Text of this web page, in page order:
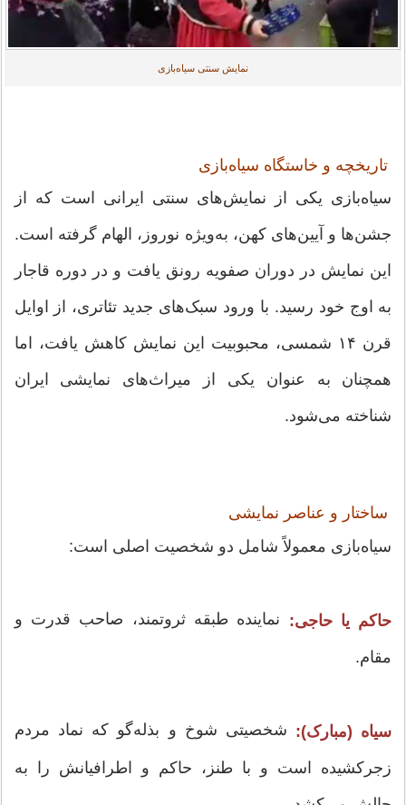
نمایش سنتی سیاه‌بازی
تاریخچه و خاستگاه سیاه‌بازی
سیاه‌بازی یکی از نمایش‌های سنتی ایرانی است که از
جشن‌ها و آیین‌های کهن، به‌ویژه نوروز، الهام گرفته است.
این نمایش در دوران صفویه رونق یافت و در دوره قاجار
به اوج خود رسید. با ورود سبک‌های جدید تئاتری، از اوایل
قرن ۱۴ شمسی، محبوبیت این نمایش کاهش یافت، اما
همچنان به عنوان یکی از میراث‌های نمایشی ایران
شناخته می‌شود.
ساختار و عناصر نمایشی
سیاه‌بازی معمولاً شامل دو شخصیت اصلی است:
حاکم یا حاجی: نماینده طبقه ثروتمند، صاحب قدرت و
مقام.
سیاه (مبارک): شخصیتی شوخ و بذله‌گو که نماد مردم
زجرکشیده است و با طنز، حاکم و اطرافیانش را به